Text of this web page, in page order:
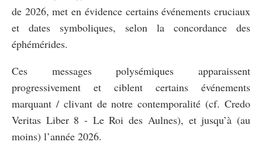
de 2026, met en évidence certains événements cruciaux
et dates symboliques, selon la concordance des
éphémérides.
Ces messages polysémiques apparaissent
progressivement et ciblent certains événements
marquant / clivant de notre contemporalité (cf. Credo
Veritas Liber 8 - Le Roi des Aulnes), et jusqu’à (au
moins) l’année 2026.